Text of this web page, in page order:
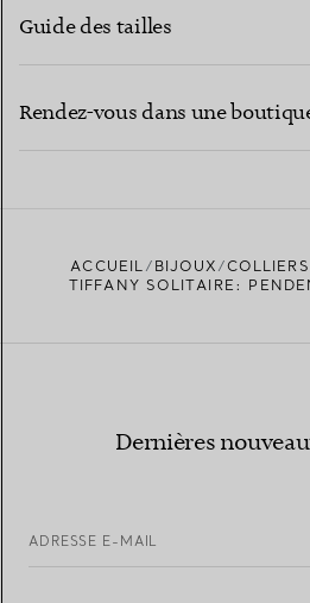
Guide des tailles
Rendez-vous dans une
TROUVEZ LA BOUTIQUE LA PLUS
ACCUEIL BIJOUX
TIFFANY SOLITAIRE:
Dernières
ADRESSE E-MAIL